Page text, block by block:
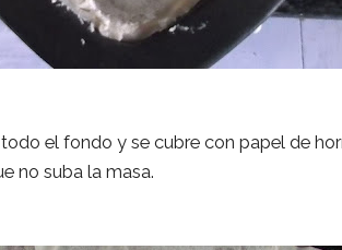
el fondo y se cubre con papel de
no suba la masa.